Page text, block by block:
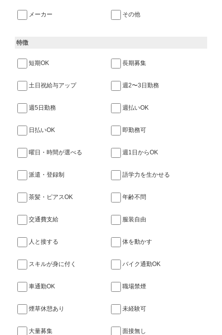
メーカー その他
特徴
短期OK 長期募集
土日祝給与アップ 週2〜3日勤務
週5日勤務 週払いOK
日払いOK 即勤務可
曜日・時間が選べる 週1日からOK
派遣・登録制 語学力を生かせる
茶髪・ピアスOK 年齢不問
交通費支給 服装自由
人と接する 体を動かす
スキルが身に付く バイク通勤OK
車通勤OK 職場禁煙
煙草休憩あり 未経験可
大量募集 面接無し